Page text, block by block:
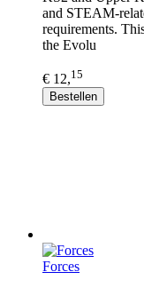
and STEAM-
requirements.
the Evolu
€ 12,15
Bestellen
Forces